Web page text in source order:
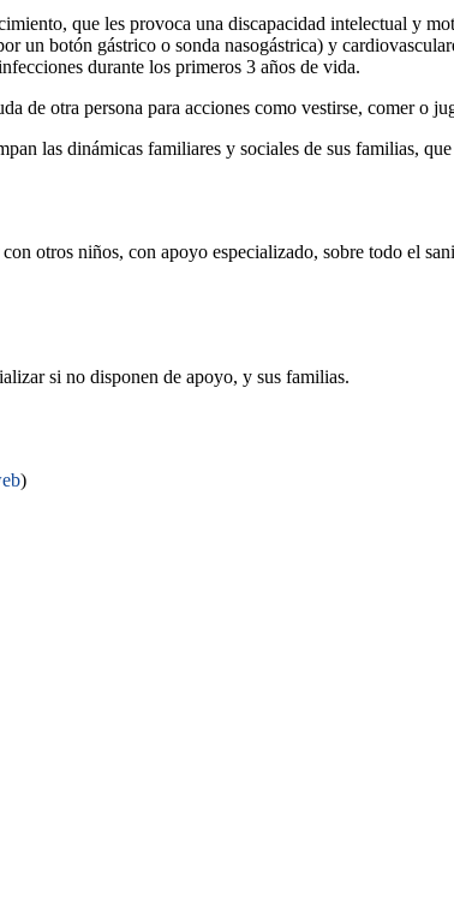
que les provoca una discapacidad intelectual y
un botón gástrico o sonda nasogástrica) y
durante los primeros 3 años de vida.
de otra persona para acciones como vestirse, comer o
las dinámicas familiares y sociales de sus familias,
otros niños, con apoyo especializado, sobre todo el
si no disponen de apoyo, y sus familias.
)